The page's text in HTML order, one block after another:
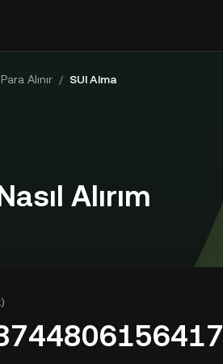
Alınır / SUI Alma
Alırım